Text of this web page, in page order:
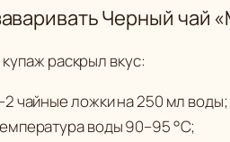
Черный чай
раскрыл вкус:
чайные ложки на 250 мл воды;
воды 90–95 °C;